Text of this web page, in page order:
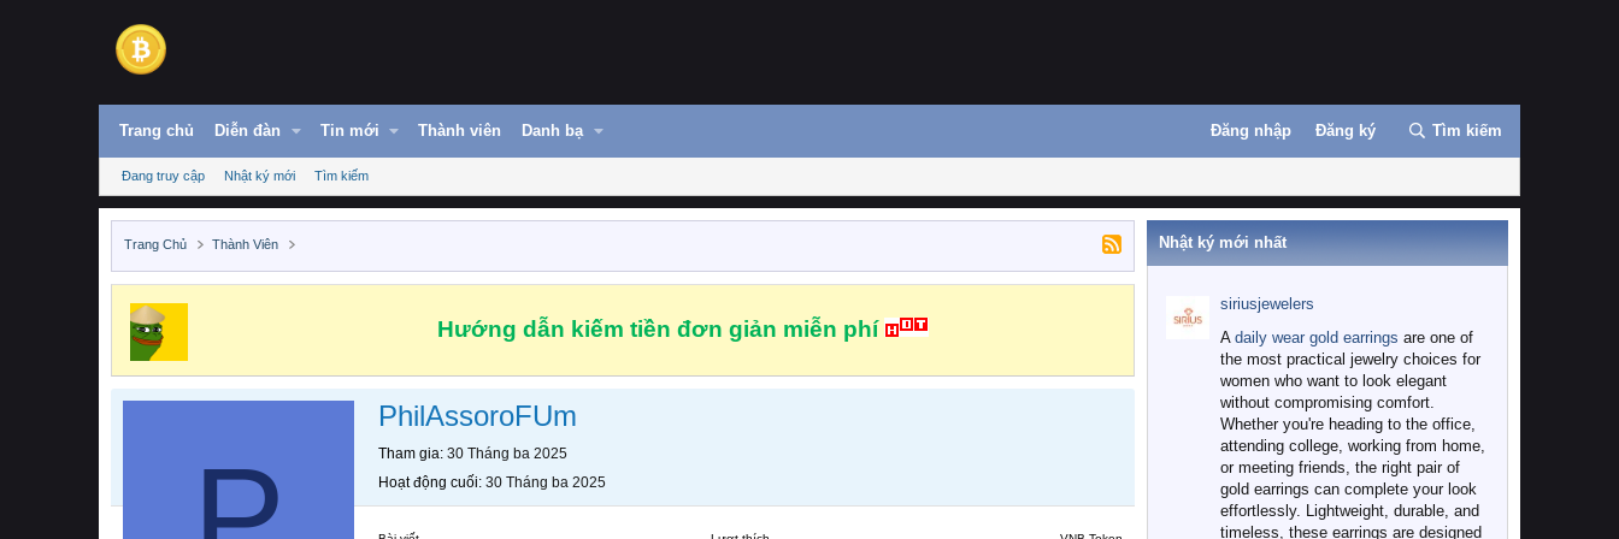
Trang chủ Diễn đàn Tin mới Thành viên Danh bạ Đăng nhập Đăng ký Tìm kiếm
Đang truy cập Nhật ký mới Tìm kiếm
Trang Chủ Thành Viên
Hướng dẫn kiếm tiền đơn giản miễn phí
PhilAssoroFUm
Tham gia 30 Tháng ba 2025
Hoạt động cuối 30 Tháng ba 2025
Nhật ký mới nhất
siriusjewelers
A daily wear gold earrings are one of
the most practical jewelry choices for
women who want to look elegant
without compromising comfort.
Whether you're heading to the office,
attending college, working from home,
or meeting friends, the right pair of
gold earrings can complete your look
effortlessly. Lightweight, durable, and
timeless, these earrings are designed